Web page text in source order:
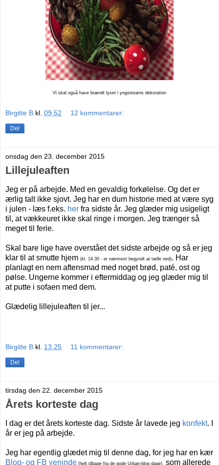
Vi skal også have brændt lyset i yngstesøns dekoration
Birgitte B kl. 09.52 12 kommentarer:
Del
onsdag den 23. december 2015
Lillejuleaften
Jeg er på arbejde. Med en gevaldig forkølelse. Og det er
ærlig talt ikke sjovt. Jeg har en dum historie med at være syg
i julen - læs f.eks. her fra sidste år. Jeg glæder mig usigeligt
til, at vækkeuret ikke skal ringe i morgen. Jeg trænger så
meget til ferie.
Skal bare lige have overstået det sidste arbejde og så er jeg
klar til at smutte hjem (kl. 14.30 - er nærmest begyndt at tælle ned). Har
planlagt en nem aftensmad med noget brød, paté, ost og
pølse. Ungerne kommer i eftermiddag og jeg glæder mig til
at putte i sofaen med dem.
Glædelig lillejuleaften til jer...
Birgitte B kl. 13.25 11 kommentarer:
Del
tirsdag den 22. december 2015
Årets korteste dag
I dag er det årets korteste dag. Sidste år lavede jeg konfekt. I
år er jeg på arbejde.
Jeg har egentlig glædet mig til denne dag, for jeg har en kær
Blog- og FB veninde (helt tilbage fra de gode Urban-blog dage),
som allerede